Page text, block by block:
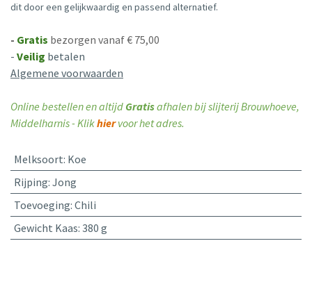
dit door een gelijkwaardig en passend alternatief.
- Gratis bezorgen vanaf € 75,00
- Veilig betalen
Algemene voorwaarden
Online bestellen en altijd Gratisafhalen bij slijterij Brouwhoeve,
Middelharnis - Klikhiervoor het adres.
Melksoort: Koe
Rijping: Jong
Toevoeging: Chili
Gewicht Kaas: 380 g